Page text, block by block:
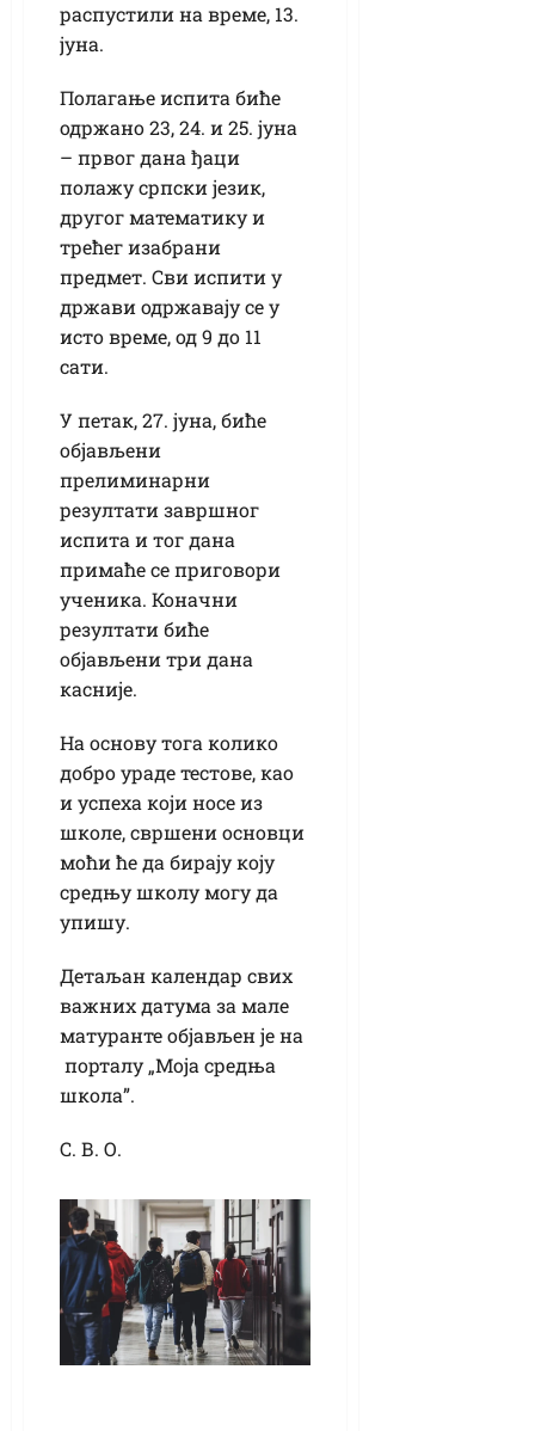
распустили на време, 13.
јуна.
Полагање испита биће
одржано 23, 24. и 25. јуна
– првог дана ђаци
полажу српски језик,
другог математику и
трећег изабрани
предмет. Сви испити у
држави одржавају се у
исто време, од 9 до 11
сати.
У петак, 27. јуна, биће
објављени
прелиминарни
резултати завршног
испита и тог дана
примаће се приговори
ученика. Коначни
резултати биће
објављени три дана
касније.
На основу тога колико
добро ураде тестове, као
и успеха који носе из
школе, свршени основци
моћи ће да бирају коју
средњу школу могу да
упишу.
Детаљан календар свих
важних датума за мале
матуранте објављен је на
порталу „Моја средња
школа”.
С. В. О.